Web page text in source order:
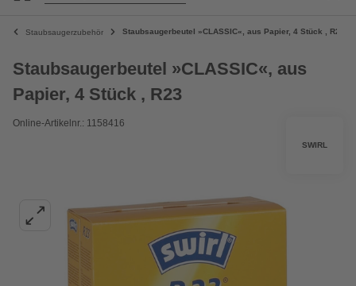
Staubsaugerzubehör Staubsaugerbeutel »CLASSIC«, aus Papier, 4 Stück , R23
Staubsaugerbeutel »CLASSIC«, aus
Papier, 4 Stück , R23
Online-Artikelnr.: 1158416
SWIRL